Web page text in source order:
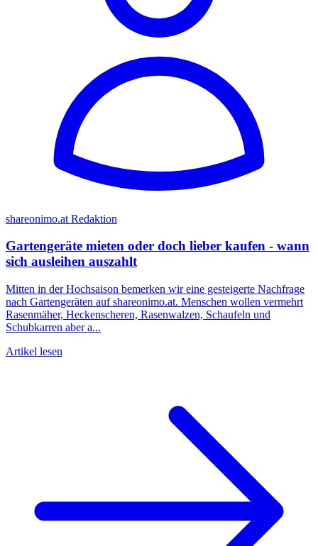
shareonimo.at Redaktion
Gartengeräte mieten oder doch lieber kaufen - wann
sich ausleihen auszahlt
Mitten in der Hochsaison bemerken wir eine gesteigerte Nachfrage
nach Gartengeräten auf shareonimo.at. Menschen wollen vermehrt
Rasenmäher, Heckenscheren, Rasenwalzen, Schaufeln und
Schubkarren aber a...
Artikel lesen